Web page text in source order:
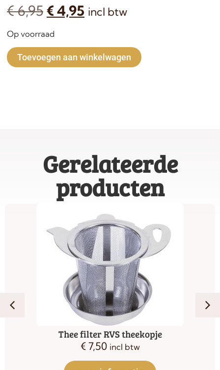
€6,95 € 4,95 incl btw
Op voorraad
Toevoegen aan winkelwagen
Gerelateerde
producten
Thee filter RVS theekopje
€7,50 incl btw